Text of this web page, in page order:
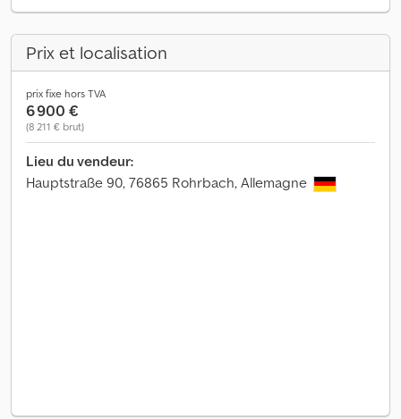
Prix et localisation
prix fixe hors TVA
6 900 €
(8 211 € brut)
Lieu du vendeur:
Hauptstraße 90, 76865 Rohrbach, Allemagne